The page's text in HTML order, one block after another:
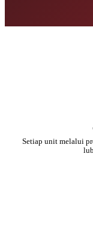
Setiap unit melalui